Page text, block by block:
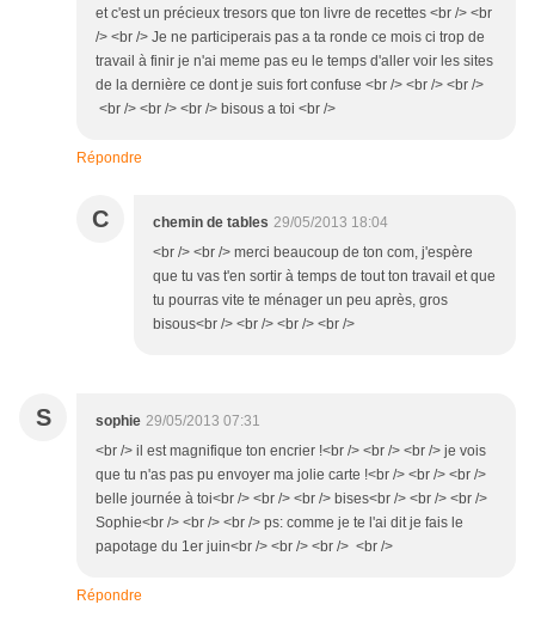
et c'est un précieux tresors que ton livre de recettes <br /> <br
/> <br /> Je ne participerais pas a ta ronde ce mois ci trop de
travail à finir je n'ai meme pas eu le temps d'aller voir les sites
de la dernière ce dont je suis fort confuse <br /> <br /> <br />
<br /> <br /> <br /> bisous a toi <br />
Répondre
C chemin de tables 29/05/2013 18:04
<br /> <br /> merci beaucoup de ton com, j'espère
que tu vas t'en sortir à temps de tout ton travail et que
tu pourras vite te ménager un peu après, gros
bisous<br /> <br /> <br /> <br />
S sophie 29/05/2013 07:31
<br /> il est magnifique ton encrier !<br /> <br /> <br /> je vois
que tu n'as pas pu envoyer ma jolie carte !<br /> <br /> <br />
belle journée à toi<br /> <br /> <br /> bises<br /> <br /> <br />
Sophie<br /> <br /> <br /> ps: comme je te l'ai dit je fais le
papotage du 1er juin<br /> <br /> <br /> <br />
Répondre